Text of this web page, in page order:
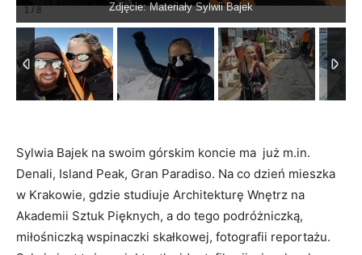
1 / 8 Zdjęcie: Materiały Sylwii Bajek
Sylwia Bajek na swoim górskim koncie ma już m.in.
Denali, Island Peak, Gran Paradiso. Na co dzień mieszka
w Krakowie, gdzie studiuje Architekturę Wnętrz na
Akademii Sztuk Pięknych, a do tego podróżniczką,
miłośniczką wspinaczki skałkowej, fotografii reportażu.